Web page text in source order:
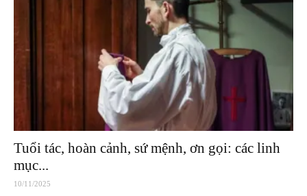
Tuổi tác, hoàn cảnh, sứ mệnh, ơn gọi: các linh
mục...
10/11/2025